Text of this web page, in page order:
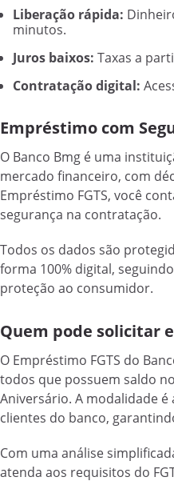
Liberação rápida:
minutos.
Juros baixos: Taxas a
Contratação digital:
Empréstimo com
O Banco Bmg é uma
mercado financeiro, com
Empréstimo FGTS, você
segurança na contratação.
Todos os dados são
forma 100% digital,
proteção ao consumidor.
Quem pode solicitar
O Empréstimo FGTS do
todos que possuem saldo
Aniversário. A modalidade
clientes do banco,
Com uma análise
atenda aos requisitos do